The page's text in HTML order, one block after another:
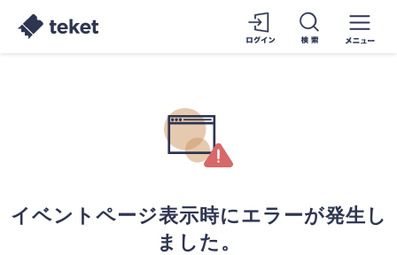
イベントページ表示時にエラーが発生し
ました。